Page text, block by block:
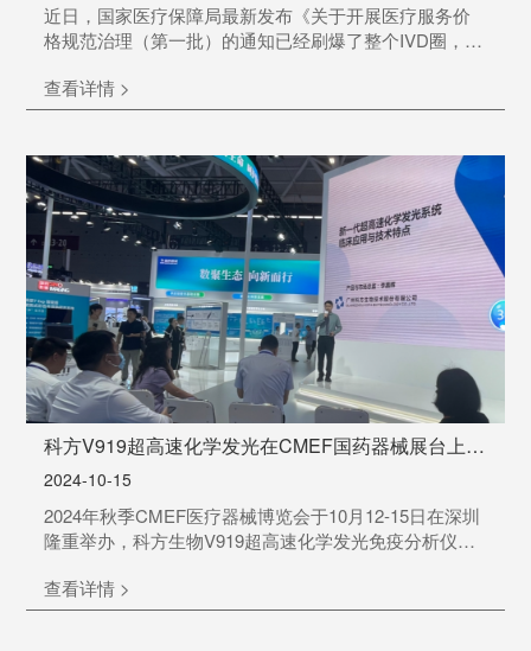
近日，国家医疗保障局最新发布《关于开展医疗服务价
格规范治理（第一批）的通知已经刷爆了整个IVD圈，引
进行相应调整。文件内容解读：1►治理目标价：以单项
价格全国中位价、平均价或第一价区次低价的低值作为
价格至目标价附近。现行价格水平低于目标价格的，暂
不调整价格。价格水平确实偏低的，可在后续医疗服务
价格动态调整...
查看详情 >
科方V919超高速化学发光在CMEF国药器械展台上隆
2024-10-15
2024年秋季CMEF医疗器械博览会于10月12-15日在深圳
隆重举办，科方生物V919超高速化学发光免疫分析仪以
的展台上，科方生物市场部总监对V919超高速化学发光
免疫分析仪进行新品发布。V919超高速化学发光免疫分
查看详情 >